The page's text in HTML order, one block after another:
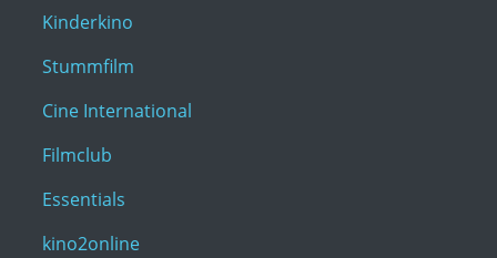
Kinderkino
Stummfilm
Cine International
Filmclub
Essentials
kino2online